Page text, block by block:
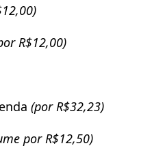
R$12,00)
(por R$32,23)
por R$12,50)